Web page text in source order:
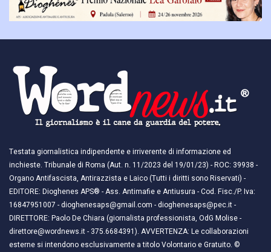
Testata giornalistica indipendente e irriverente di informazione ed
inchieste. Tribunale di Roma (Aut. n. 11/2023 del 19/01/23) - ROC: 39938 -
Organo Antifascista, Antirazzista e Laico (Tutti i diritti sono Riservati) -
EDITORE: Dioghenes APS® - Ass. Antimafie e Antiusura - Cod. Fisc./P. Iva:
16847951007 - dioghenesaps@gmail.com - dioghenesaps@pec.it - ​​
DIRETTORE: Paolo De Chiara (giornalista professionista, OdG Molise -
direttore@wordnews.it - ​​375.6684391). AVVERTENZA: Le collaborazioni
esterne si intendono esclusivamente a titolo Volontario e Gratuito. ©